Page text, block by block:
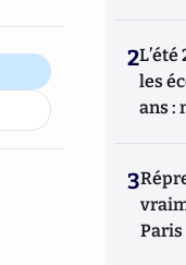
2
les
ans :
3